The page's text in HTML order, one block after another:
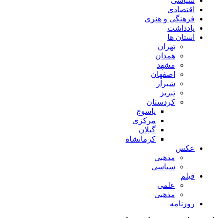
اقتصادی
فرهنگی و هنری
یادداشت
استان ها
تهران
همدان
مشهد
اصفهان
شیراز
تبریز
کردستان
یاسوج
مرکزی
گیلان
کرمانشاه
عکس
مذهبی
سیاسی
فیلم
علمی
مذهبی
روزنامه